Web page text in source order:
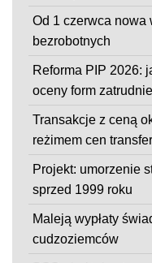
Od 1 czerwca nowa
bezrobotnych
Reforma PIP 2026:
oceny form
Transakcje z ceną
reżimem cen
Projekt: umorzenie
sprzed 1999 roku
Maleją wypłaty
cudzoziemców